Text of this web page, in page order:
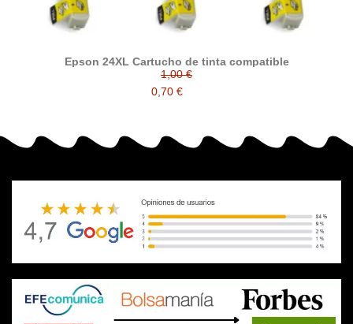
Epson 24XL Cartucho de tinta compatible
1,00 €
0,70 €